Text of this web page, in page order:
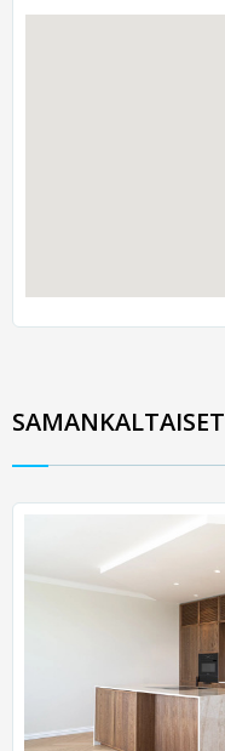
SAMANKALTAISET